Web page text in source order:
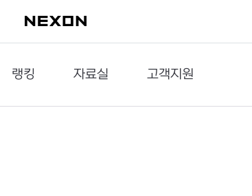
랭킹
던전랭킹
자료실
다운로드
고객지원
문의하기